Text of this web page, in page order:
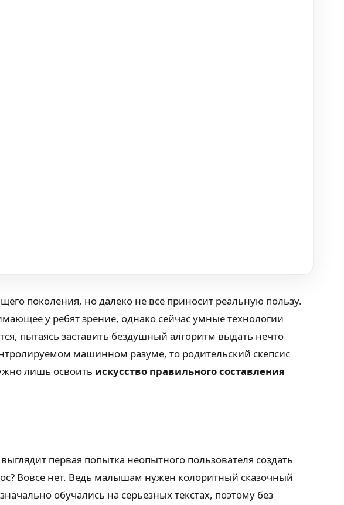
поколения, но далеко не всё приносит реальную пользу.
у ребят зрение, однако сейчас умные технологии
пытаясь заставить бездушный алгоритм выдать нечто
машинном разуме, то родительский скепсис
лишь освоить искусство правильного составления
первая попытка неопытного пользователя создать
Вовсе нет. Ведь малышам нужен колоритный сказочный
обучались на серьёзных текстах, поэтому без